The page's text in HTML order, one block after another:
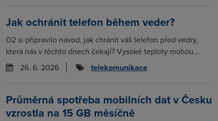
Jak ochránit telefon během veder?
O2 si připravilo návod, jak chránit váš telefon před vedry,
která nás v těchto dnech čekají? Vysoké teploty mohou...
26. 6. 2026
telekomunikace
Průměrná spotřeba mobilních dat v Česku
vzrostla na 15 GB měsíčně